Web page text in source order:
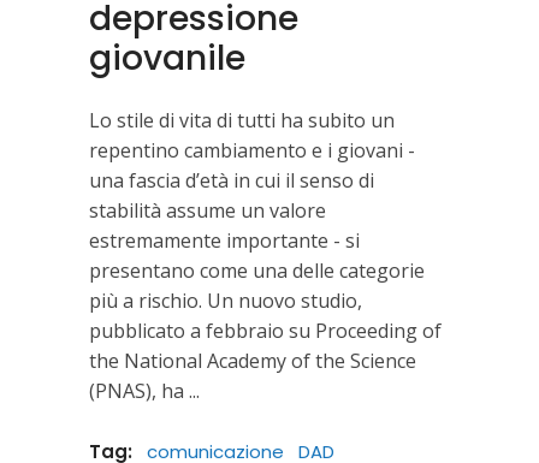
depressione
giovanile
Lo stile di vita di tutti ha subito un
repentino cambiamento e i giovani -
una fascia d’età in cui il senso di
stabilità assume un valore
estremamente importante - si
presentano come una delle categorie
più a rischio. Un nuovo studio,
pubblicato a febbraio su Proceeding of
the National Academy of the Science
(PNAS), ha
Tag: comunicazione
DAD